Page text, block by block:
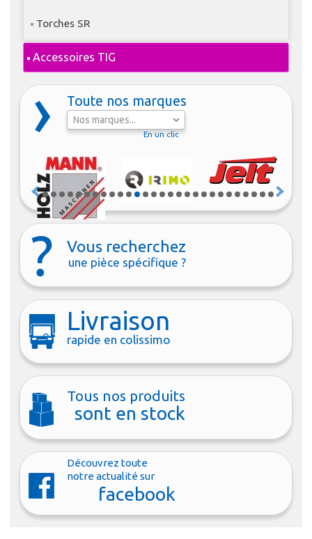
Torches SR
Accessoires TIG
Toute nos marques
En un clic
Vous recherchez
une pièce spécifique ?
Livraison
rapide en colissimo
Tous nos produits
sont en stock
Découvrez toute
notre actualité sur
facebook